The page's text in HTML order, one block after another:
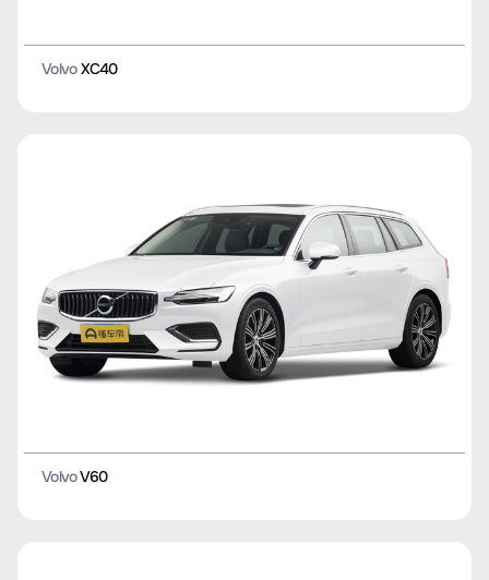
VolvoXC40
VolvoV60